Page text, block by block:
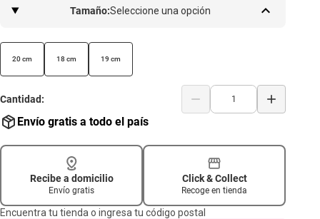
Tamaño:Seleccione una opción keyboard_arrow_up
20 cm 18 cm 19 cm
Cantidad: remove add
Envío gratis a todo el país
Recibe a domicilio
Envío gratis
Click & Collect
Recoge en tienda
Encuentra tu tienda o ingresa tu código postal